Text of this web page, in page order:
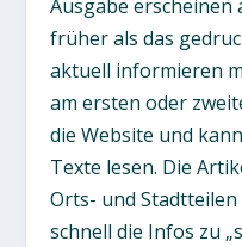
Ausgabe
früher als das
aktuell informieren
am ersten oder
die Website und
Texte lesen. Die
Orts- und
schnell die Infos zu